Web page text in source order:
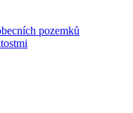
pozemků